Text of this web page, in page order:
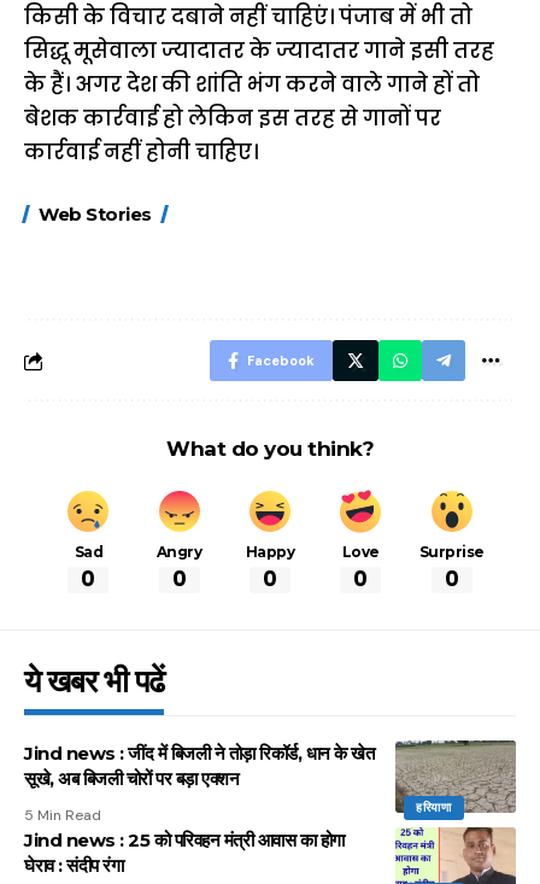
किसी के विचार दबाने नहीं चाहिएं। पंजाब में भी तो
सिद्धू मूसेवाला ज्यादातर के ज्यादातर गाने इसी तरह
के हैं। अगर देश की शांति भंग करने वाले गाने हों तो
बेशक कार्रवाई हो लेकिन इस तरह से गानों पर
कार्रवाई नहीं होनी चाहिए।
Web Stories
FASTag के ये नए
Facebook
What do you think?
Sad
0
Angry
0
Happy
0
Love
0
Surprise
0
ये खबर भी पढें
हरियाणा
Jind news : जींद में बिजली ने तोड़ा रिकॉर्ड, धान के खेत
सूखे, अब बिजली चोरों पर बड़ा एक्शन
5 Min Read
Jind news : 25 को परिवहन मंत्री आवास का होगा
घेराव : संदीप रंगा